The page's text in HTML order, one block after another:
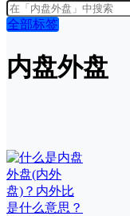
全部标签
内盘外盘